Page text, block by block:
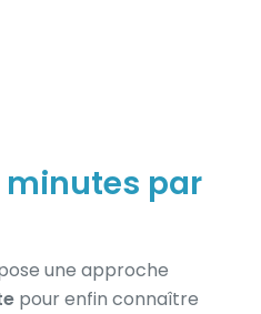
minutes par
une approche
pour enfin connaître